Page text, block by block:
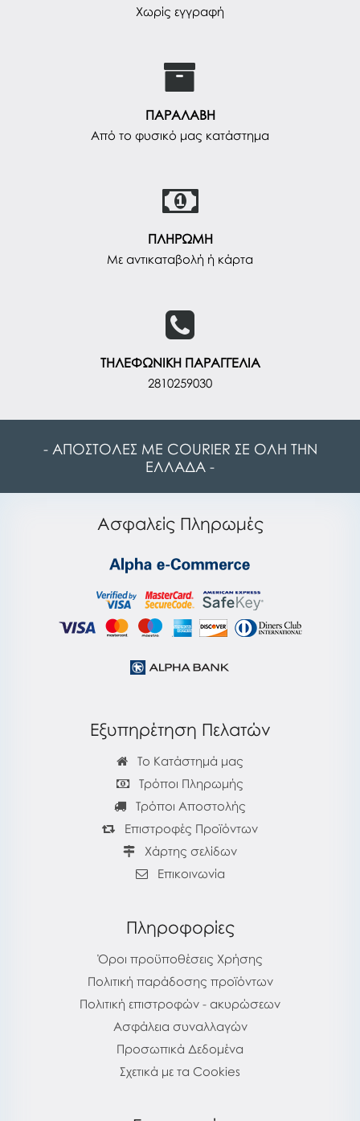
Χωρίς εγγραφή
ΠΑΡΑΛΑΒΗ
Από το φυσικό μας κατάστημα
ΠΛΗΡΩΜΗ
Με αντικαταβολή ή κάρτα
ΤΗΛΕΦΩΝΙΚΗ ΠΑΡΑΓΓΕΛΙΑ
2810259030
- ΑΠΟΣΤΟΛΕΣ ΜΕ COURIER ΣΕ ΟΛΗ ΤΗΝ
ΕΛΛΑΔΑ -
Ασφαλείς Πληρωμές
Εξυπηρέτηση Πελατών
Το Κατάστημά μας
Τρόποι Πληρωμής
Τρόποι Αποστολής
Επιστροφές Προϊόντων
Χάρτης σελίδων
Επικοινωνία
Πληροφορίες
Όροι προϋποθέσεις Χρήσης
Πολιτική παράδοσης προϊόντων
Πολιτική επιστροφών - ακυρώσεων
Ασφάλεια συναλλαγών
Προσωπικά Δεδομένα
Σχετικά με τα Cookies